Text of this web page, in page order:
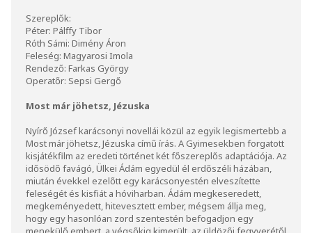
Szereplők:
Péter: Pálffy Tibor
Róth Sámi: Dimény Áron
Feleség: Magyarosi Imola
Rendező: Farkas György
Operatőr: Sepsi Gergő
Most már jöhetsz, Jézuska
Nyírő József karácsonyi novellái közül az egyik legismertebb a
Most már jöhetsz, Jézuska című írás. A Gyimesekben forgatott
kisjátékfilm az eredeti történet két főszereplős adaptációja. Az
idősödő favágó, Ülkei Ádám egyedül él erdőszéli házában,
miután évekkel ezelőtt egy karácsonyestén elveszítette
feleségét és kisfiát a hóviharban. Ádám megkeseredett,
megkeményedett, hitevesztett ember, mégsem állja meg,
hogy egy hasonlóan zord szentestén befogadjon egy